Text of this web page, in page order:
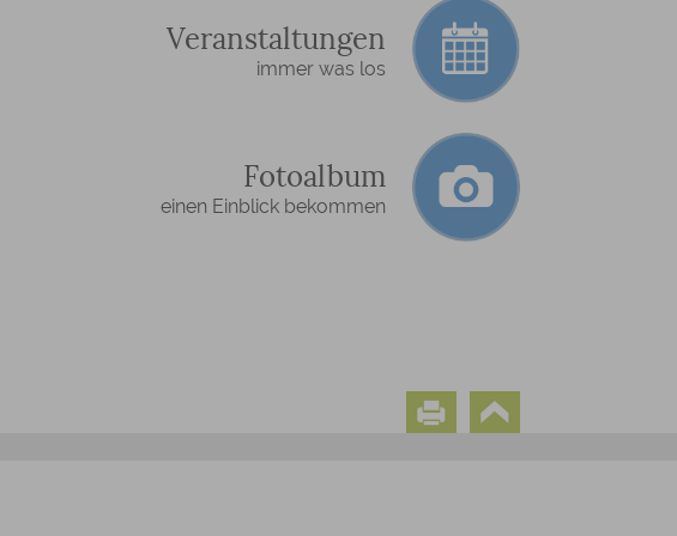
Veranstaltungen
immer was los
Fotoalbum
einen Einblick bekommen